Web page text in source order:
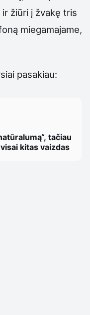
žiūri į žvakę tris
miegamajame,
pasakiau:
tačiau
kitas vaizdas